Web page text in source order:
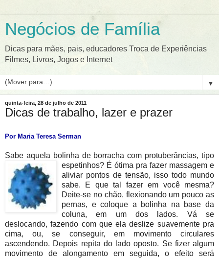
Negócios de Família
Dicas para mães, pais, educadores Troca de Experiências
Filmes, Livros, Jogos e Internet
▼
quinta-feira, 28 de julho de 2011
Dicas de trabalho, lazer e prazer
Por Maria Teresa Serman
Sabe aquela bolinha de borracha com protuberâncias, tipo
espetinhos? É ótima pra fazer massagem e
aliviar pontos de tensão, isso todo mundo
sabe. E que tal fazer em você mesma?
Deite-se no chão, flexionando um pouco as
pernas, e coloque a bolinha na base da
coluna, em um dos lados. Vá se
deslocando, fazendo com que ela deslize suavemente pra
cima, ou, se conseguir, em movimento circulares
ascendendo. Depois repita do lado oposto. Se fizer algum
movimento de alongamento em seguida, o efeito será